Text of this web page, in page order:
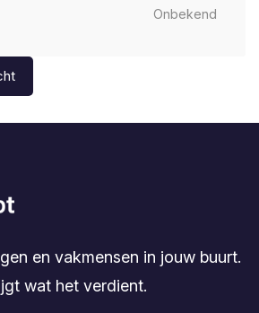
Onbekend
en vakmensen in jouw buurt.
wat het verdient.